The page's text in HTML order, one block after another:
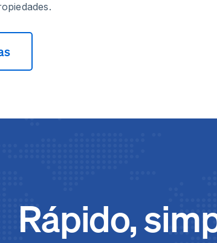
Rápido,